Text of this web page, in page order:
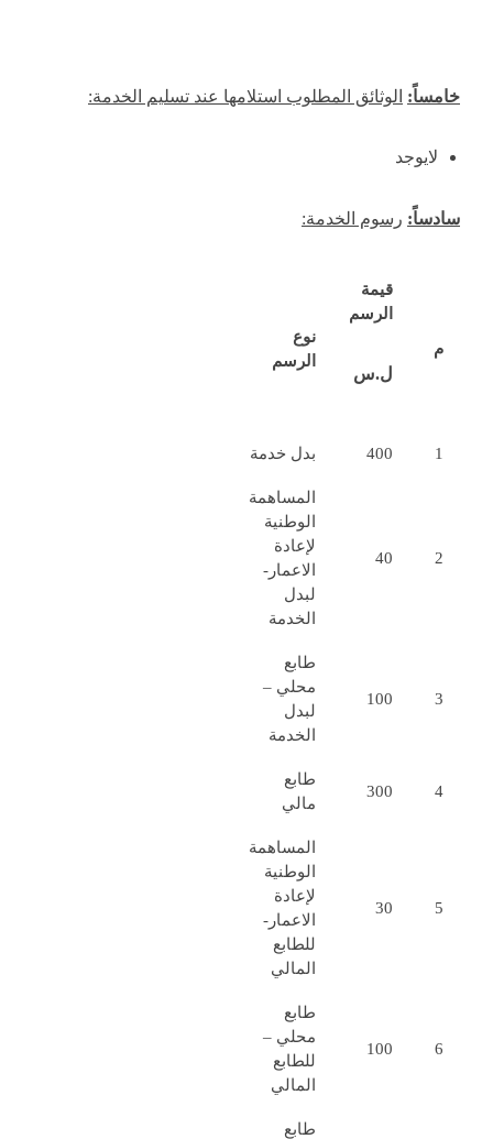
خامساً: الوثائق المطلوب استلامها عند تسليم الخدمة:
لايوجد
سادساً: رسوم الخدمة:
م
قيمة
الرسم
ل.س
نوع
الرسم
1
400 بدل خدمة
2
40
المساهمة
الوطنية
لإعادة
الاعمار-
لبدل
الخدمة
3
100
طابع
محلي –
لبدل
الخدمة
4
300
طابع
مالي
5
30
المساهمة
الوطنية
لإعادة
الاعمار-
للطابع
المالي
6
100
طابع
محلي –
للطابع
المالي
طابع